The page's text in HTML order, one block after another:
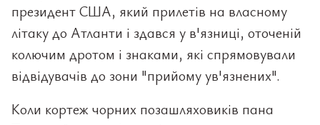
президент США, який прилетів на власному
літаку до Атланти і здався у в'язниці, оточеній
колючим дротом і знаками, які спрямовували
відвідувачів до зони "прийому ув'язнених".
Коли кортеж чорних позашляховиків пана